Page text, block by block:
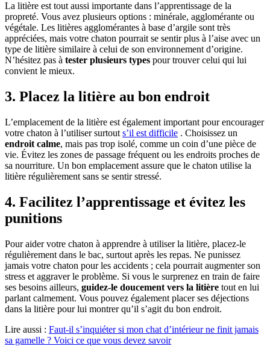
La litière est tout aussi importante dans l’apprentissage de la
propreté. Vous avez plusieurs options : minérale, agglomérante ou
végétale. Les litières agglomérantes à base d’argile sont très
appréciées, mais votre chaton pourrait se sentir plus à l’aise avec un
type de litière similaire à celui de son environnement d’origine.
N’hésitez pas à tester plusieurs types pour trouver celui qui lui
convient le mieux.
3. Placez la litière au bon endroit
L’emplacement de la litière est également important pour encourager
votre chaton à l’utiliser surtout s’il est difficile . Choisissez un
endroit calme, mais pas trop isolé, comme un coin d’une pièce de
vie. Évitez les zones de passage fréquent ou les endroits proches de
sa nourriture. Un bon emplacement assure que le chaton utilise la
litière régulièrement sans se sentir stressé.
4. Facilitez l’apprentissage et évitez les
punitions
Pour aider votre chaton à apprendre à utiliser la litière, placez-le
régulièrement dans le bac, surtout après les repas. Ne punissez
jamais votre chaton pour les accidents ; cela pourrait augmenter son
stress et aggraver le problème. Si vous le surprenez en train de faire
ses besoins ailleurs, guidez-le doucement vers la litière tout en lui
parlant calmement. Vous pouvez également placer ses déjections
dans la litière pour lui montrer qu’il s’agit du bon endroit.
Lire aussi : Faut-il s’inquiéter si mon chat d’intérieur ne finit jamais
sa gamelle ? Voici ce que vous devez savoir